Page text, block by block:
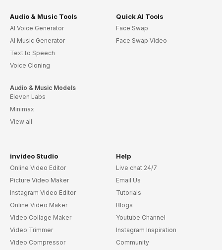
Audio & Music Tools
AI Voice Generator
AI Music Generator
Text to Speech
Voice Cloning
Audio & Music Models
Eleven Labs
Minimax
View all
Quick AI Tools
Face Swap
Face Swap Video
invideo Studio
Online Video Editor
Picture Video Maker
Instagram Video Editor
Online Video Maker
Video Collage Maker
Video Trimmer
Video Compressor
Help
Live chat 24/7
Email Us
Tutorials
Blogs
Youtube Channel
Instagram Inspiration
Community